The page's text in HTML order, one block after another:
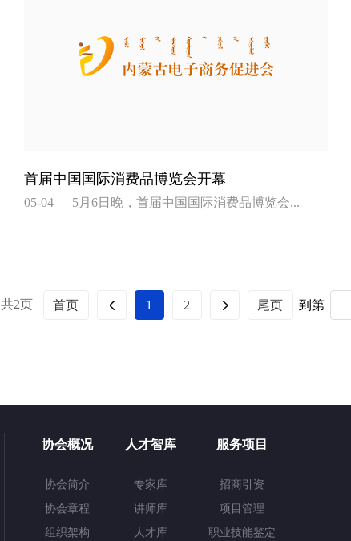
首届中国国际消费品博览会开幕
05-04 | 5月6日晚，首届中国国际消费品博览会...
共2页 首页 1 2 尾页 到第
协会概况
协会简介
协会章程
组织架构
人才智库
专家库
讲师库
人才库
服务项目
招商引资
项目管理
职业技能鉴定